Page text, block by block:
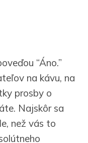
“Áno.”
na kávu, na
prosby o
Najskôr sa
než vás to